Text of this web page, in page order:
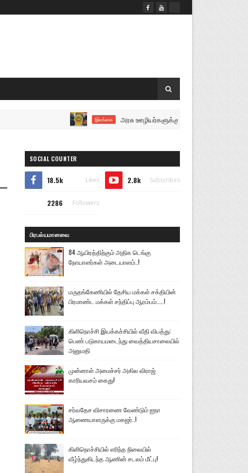
இலங்கை அரசு ஊழியர்களுக்கு மகிழ்ச்சியான செய்தி..!
SOCIAL COUNTER
18.5k Likes 2.8k Subscribes
2286 Followers
பிரபல்யமானவை
84 ஆயிரத்திற்கும் அதிக டெங்கு
நோயாளர்கள் அடையாளம்..!
மருதங்கேணியில் தேசிய மக்கள் சக்தியின்
பிரமாண்ட மக்கள் சந்திப்பு ஆரம்பம்.....!
கிளிநொச்சி இயக்கச்சியில் வீதி விபத்து:
பெண் படுகாயமடைந்து வைத்தியசாலையில்
அனுமதி
முன்னாள் அமைச்சர் அகில விராஜ்
காரியவசம் கைது!
சர்வதேச விசாரணை வேண்டும் ஐநா
ஆணையாளருக்கு மகஜர்..!
கிளிநொச்சியில் எரிந்த நிலையில்
வீழ்ந்துகிடந்த ஆணின் சடலம் மீட்பு!